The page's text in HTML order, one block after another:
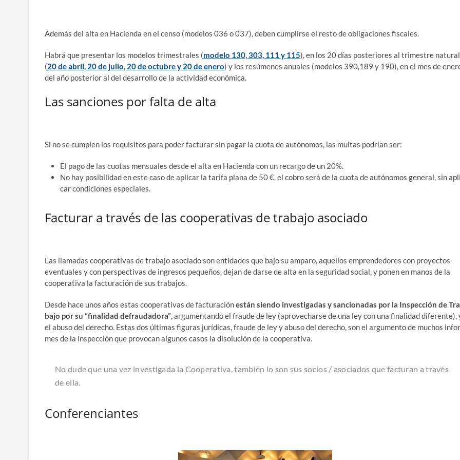
Ade­más del alta en Hacien­da en el cen­so (mode­los 036 o 037), deben cum­plir­se el res­to de obli­ga­cio­nes fiscales.
Habrá que pre­sen­tar los mode­los tri­mes­tra­les (mode­lo 130, 303, 111 y 115), en los 20 días pos­te­rio­res al tri­mes­tre natu­ral
(20 de abril, 20 de julio, 20 de octu­bre y 20 de enero) y los resú­me­nes anua­les (mode­los 390,189 y 190), en el mes de
del año pos­te­rior al del desa­rro­llo de la acti­vi­dad económica.
Las sanciones por falta de alta
Si no se cum­plen los requi­si­tos para poder fac­tu­rar sin pagar la cuo­ta de autó­no­mos, las mul­tas podrían ser:
El pago de las cuo­tas men­sua­les des­de el alta en Hacien­da con un recar­go de un 20%.
No hay posi­bi­li­dad en este caso de apli­car la tari­fa pla­na de 50 €, el cobro será de la cuo­ta de autó­no­mos gene­ral, sin
car con­di­cio­nes espe­cia­les.
Facturar a través de las cooperativas de trabajo asociado
Las lla­ma­das coope­ra­ti­vas de tra­ba­jo aso­cia­do son enti­da­des que bajo su ampa­ro, aque­llos empren­de­do­res con pro­yec­tos
even­tua­les y con pers­pec­ti­vas de ingre­sos peque­ños, dejan de dar­se de alta en la segu­ri­dad social, y ponen en manos de la
coope­ra­ti­va la fac­tu­ra­ción de sus trabajos.
Des­de hace unos años estas coope­ra­ti­vas de fac­tu­ra­ciónestán sien­do inves­ti­ga­das y san­cio­na­das por la Ins­pec­ción de
ba­jo por su “fina­li­dad defrau­da­do­ra”, argu­men­tan­do el frau­de de ley (apro­ve­char­se de una ley con una fina­li­dad dife­ren­te),
el abu­so del dere­cho. Estas dos últi­mas figu­ras jurí­di­cas, frau­de de ley y abu­so del dere­cho, son el argu­men­to de muchos
mes de la ins­pec­ción que pro­vo­can algu­nos casos la diso­lu­ción de la cooperativa.
No dude que una vez inves­ti­ga­da la Coope­ra­ti­va, tam­bién lo son sus socios /​ aso­cia­dos que fac­tu­ran a tra­vés
de ella.
Conferenciantes